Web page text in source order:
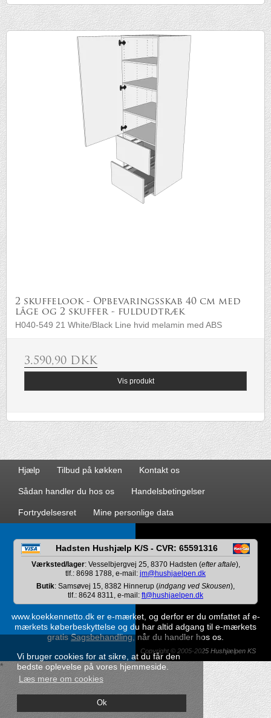
Vi bruger cookies for at sikre, at du får den
bedste oplevelse på vores hjemmeside.
Læs mere om cookies
Ok
2 skuffelook - Opbevaringsskab 40 cm med
låge og 2 skuffer - fuldudtræk
H040-549 21 White/Black Line hvid melamin med ABS
3.590,90 DKK
Vis produkt
Hjælp Tilbud på køkken Kontakt os
Sådan handler du hos os Handelsbetingelser
Fortrydelsesret Mine personlige data
Hadsten Hushjælp K/S - CVR: 65591316
Værksted/lager: Vesselbjergvej 25, 8370 Hadsten (efter aftale),
tlf.: 8698 1788, e-mail: jm@hushjaelpen.dk
Butik: Samsøvej 15, 8382 Hinnerup (indgang ved Skousen),
tlf.: 8624 8311, e-mail: ft@hushjaelpen.dk
www.koekkennetto.dk er e-mærket, og derfor er du omfattet af e-
mærkets køberbeskyttelse og du har altid adgang til e-mærkets
gratisSagsbehandling, når du handler hos os.
Copyright © 2005-2025 Hushjælpen KS
*